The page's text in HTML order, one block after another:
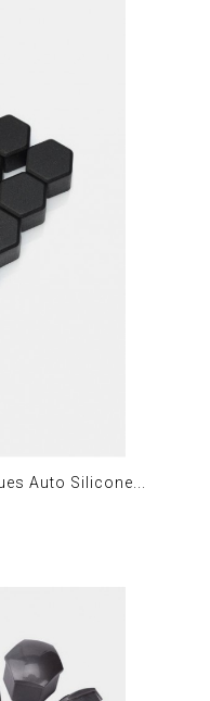
Auto Silicone...